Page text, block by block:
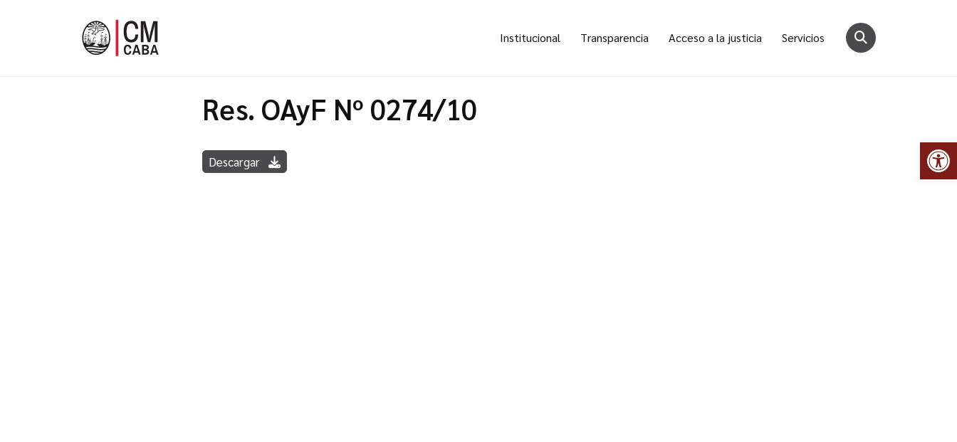
Institucional Transparencia Acceso a la justicia Servicios
Res. OAyF Nº 0274/10
Descargar